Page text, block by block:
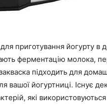
приготування йогурту в
ферментацію молока,
підходить для
йогуртниці. Існує
які